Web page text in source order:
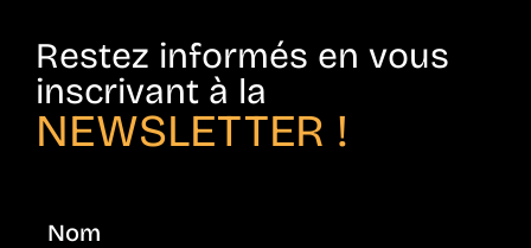
Restez informés en vous
inscrivant à la
NEWSLETTER !
Nom